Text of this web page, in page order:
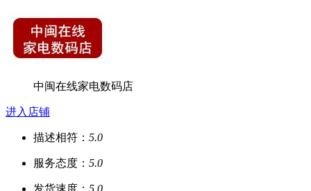
中闽在线家电数码店
进入店铺
描述相符： 5.0
服务态度： 5.0
发货速度： 5.0